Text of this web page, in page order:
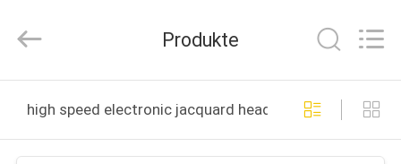
HAUSE
Machinery
Co.,Ltd.
Reserved.
Produkte
high speed electronic jacquard head online